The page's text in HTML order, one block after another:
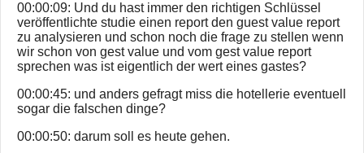
00:00:09: Und du hast immer den richtigen Schlüssel
veröffentlichte studie einen report den guest value report
zu analysieren und schon noch die frage zu stellen wenn
wir schon von gest value und vom gest value report
sprechen was ist eigentlich der wert eines gastes?
00:00:45: und anders gefragt miss die hotellerie eventuell
sogar die falschen dinge?
00:00:50: darum soll es heute gehen.